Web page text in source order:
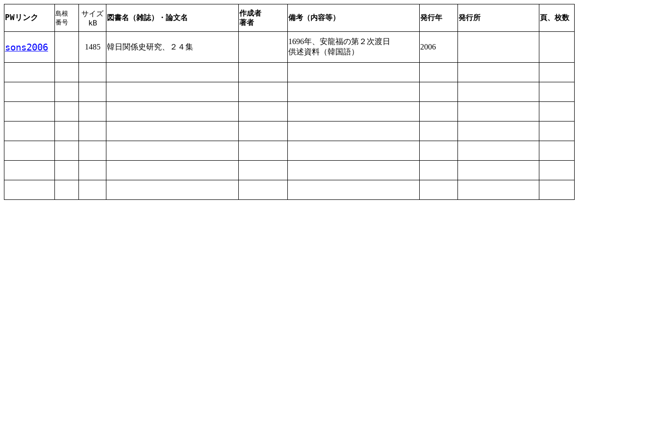
PWリンク
島根
番号
サイズ
kB
図書名（雑誌）・論文名
作成者
著者
備考（内容等） 発行年 発行所 頁、枚数
sons2006 1485 韓日 関係史研究 、２４集
1696年 安龍福の第 ２ 次渡日
供述資料 （韓国語）
2006